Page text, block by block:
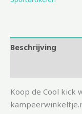
Beschrijving
Koop de Cool kick